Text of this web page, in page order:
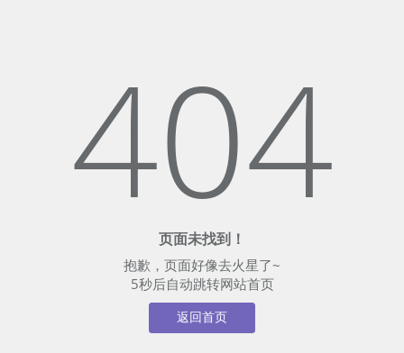
404
页面未找到！
抱歉，页面好像去火星了~
5秒后自动跳转网站首页
返回首页